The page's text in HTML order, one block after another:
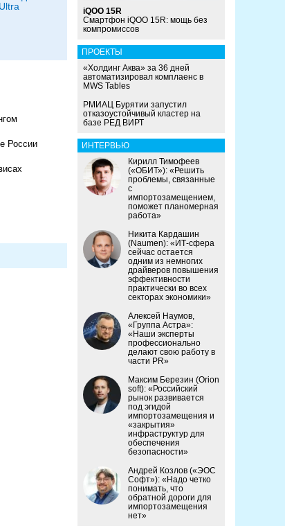
России
iQOO 15R
Смартфон iQOO 15R: мощь без
компромиссов
ПРОЕКТЫ
«Холдинг Аква» за 36 дней
автоматизировал комплаенс в
MWS Tables
РМИАЦ Бурятии запустил
отказоустойчивый кластер на
базе РЕД ВИРТ
ИНТЕРВЬЮ
Кирилл Тимофеев
(«ОБИТ»): «Решить
проблемы, связанные
с
импортозамещением,
поможет планомерная
работа»
Никита Кардашин
(Naumen): «ИТ-сфера
сейчас остается
одним из немногих
драйверов повышения
эффективности
практически во всех
секторах экономики»
Алексей Наумов,
«Группа Астра»:
«Наши эксперты
профессионально
делают свою работу в
части PR»
Максим Березин (Orion
soft): «Российский
рынок развивается
под эгидой
импортозамещения и
«закрытия»
инфраструктур для
обеспечения
безопасности»
Андрей Козлов («ЭОС
Софт»): «Надо четко
понимать, что
обратной дороги для
импортозамещения
нет»